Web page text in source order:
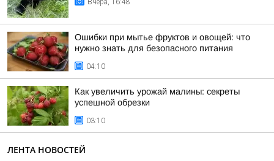
Вчера, 16:48
Ошибки при мытье фруктов и овощей: что
нужно знать для безопасного питания
04:10
Как увеличить урожай малины: секреты
успешной обрезки
03:10
ЛЕНТА НОВОСТЕЙ